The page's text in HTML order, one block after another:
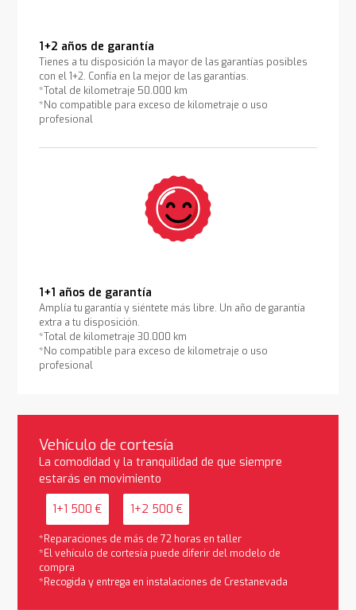
1+2 años de garantía
Tienes a tu disposición la mayor de las garantías posibles
con el 1+2. Confía en la mejor de las garantías.
*Total de kilometraje 50.000 km
*No compatible para exceso de kilometraje o uso
profesional
1+1 años de garantía
Amplía tu garantía y siéntete más libre. Un año de garantía
extra a tu disposición.
*Total de kilometraje 30.000 km
*No compatible para exceso de kilometraje o uso
profesional
Vehículo de cortesía
La comodidad y la tranquilidad de que siempre
estarás en movimiento
1+1 500 € 1+2 500 €
*Reparaciones de más de 72 horas en taller
*El vehículo de cortesía puede diferir del modelo de
compra
*Recogida y entrega en instalaciones de Crestanevada